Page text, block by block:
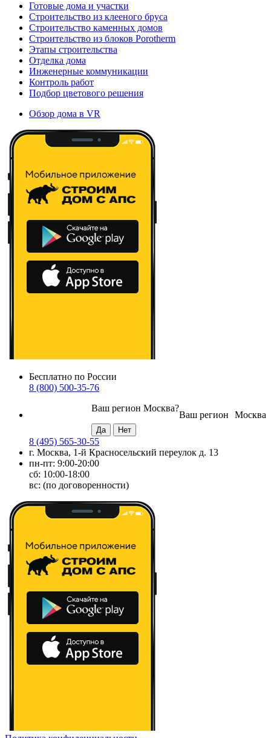
Готовые дома и участки
Строительство из клееного бруса
Строительство каменных домов
Строительство из блоков Porotherm
Этапы строительства
Отделка дома
Инженерные коммуникации
Контроль работ
Подбор цветового решения
Обзор дома в VR
Бесплатно по России
8 (800) 500-35-76
Москва
Ваш регион
Ваш регион Москва?
8 (495) 565-30-55
г. Москва, 1-й Красносельский переулок д. 13
пн-пт: 9:00-20:00
сб: 10:00-18:00
вс: (по договоренности)